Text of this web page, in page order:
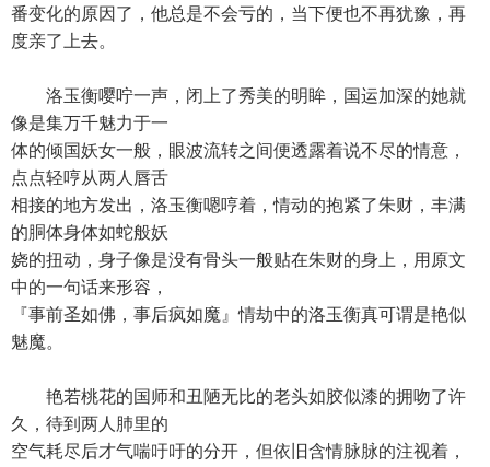
番变化的原因了，他总是不会亏的，当下便也不再犹豫，再
度亲了上去。
洛玉衡嘤咛一声，闭上了秀美的明眸，国运加深的她就
像是集万千魅力于一
体的倾国妖女一般，眼波流转之间便透露着说不尽的情意，
点点轻哼从两人唇舌
相接的地方发出，洛玉衡嗯哼着，情动的抱紧了朱财，丰满
的胴体身体如蛇般妖
娆的扭动，身子像是没有骨头一般贴在朱财的身上，用原文
中的一句话来形容，
『事前圣如佛，事后疯如魔』情劫中的洛玉衡真可谓是艳似
魅魔。
艳若桃花的国师和丑陋无比的老头如胶似漆的拥吻了许
久，待到两人肺里的
空气耗尽后才气喘吁吁的分开，但依旧含情脉脉的注视着，